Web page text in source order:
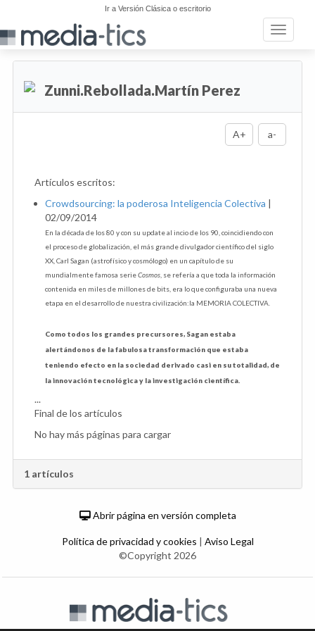
Ir a Versión Clásica o escritorio
Toggle
Zunni.Rebollada.Martín Perez
A+ a-
Artículos escritos:
Crowdsourcing: la poderosa Inteligencia Colectiva |
02/09/2014
En la década de los 80 y con su update al incio de los 90, coincidiendo con
el proceso de globalización, el más grande divulgador científico del siglo
XX, Carl Sagan (astrofísico y cosmólogo) en un capítulo de su
mundialmente famosa serieCosmos , se refería a que toda la información
contenida en miles de millones de bits, era lo que configuraba una nueva
etapa en el desarrollo de nuestra civilización:la MEMORIA COLECTIVA.
Como todos los grandes precursores, Sagan estaba
alertándonos de la fabulosa transformación que estaba
teniendo efecto en la sociedad derivado casi en su totalidad, de
la innovación tecnológica y la investigación científica.
...
Final de los artículos
No hay más páginas para cargar
1 artículos
Abrir página en versión completa
Política de privacidad y cookies | Aviso Legal
©Copyright 2026